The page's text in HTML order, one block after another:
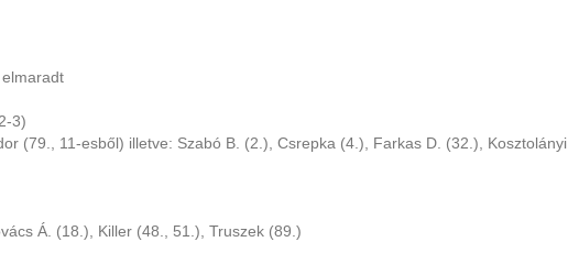
3)
(79., 11-esből) illetve: Szabó B. (2.), Csrepka (4.), Farkas D. (32.), Kosztolányi
Á. (18.), Killer (48., 51.), Truszek (89.)